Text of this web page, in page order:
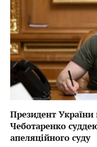
Президент
Чеботаренко
апеляційного суду